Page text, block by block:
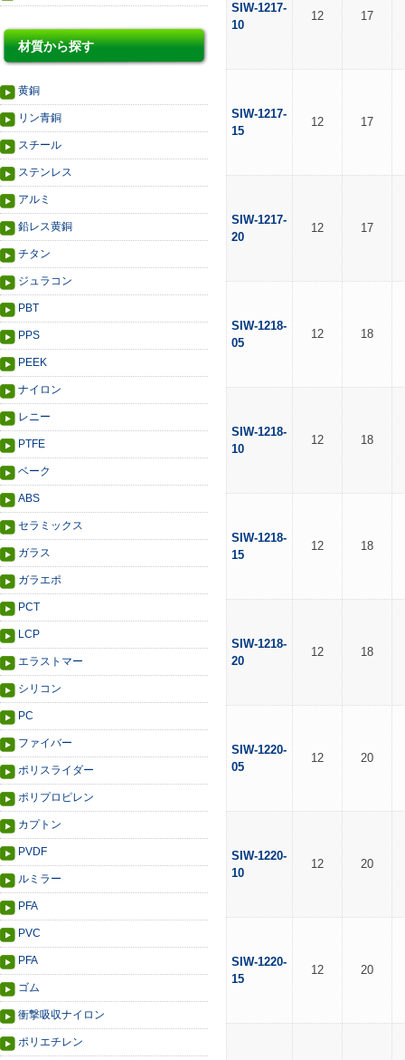
材質から探す
黄銅
リン青銅
スチール
ステンレス
アルミ
鉛レス黄銅
チタン
ジュラコン
PBT
PPS
PEEK
ナイロン
レニー
PTFE
ベーク
ABS
セラミックス
ガラス
ガラエポ
PCT
LCP
エラストマー
シリコン
PC
ファイバー
ポリスライダー
ポリプロピレン
カプトン
PVDF
ルミラー
PFA
PVC
PFA
ゴム
衝撃吸収ナイロン
ポリエチレン
SIW-1217-
10
12 17
SIW-1217-
15
12 17
SIW-1217-
20
12 17
SIW-1218-
05
12 18
SIW-1218-
10
12 18
SIW-1218-
15
12 18
SIW-1218-
20
12 18
SIW-1220-
05
12 20
SIW-1220-
10
12 20
SIW-1220-
15
12 20